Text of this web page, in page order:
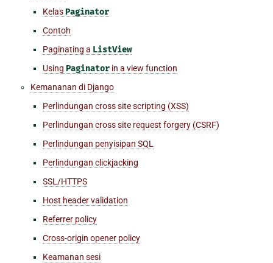
KelasPaginator
Contoh
Paginating a ListView
Using Paginator in a view function
Kemananan di Django
Perlindungan cross site scripting (XSS)
Perlindungan cross site request forgery (CSRF)
Perlindungan penyisipan SQL
Perlindungan clickjacking
SSL/HTTPS
Host header validation
Referrer policy
Cross-origin opener policy
Keamanan sesi